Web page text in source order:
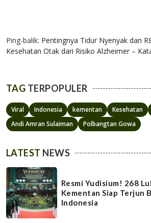
Ping-balik: Pentingnya Tidur Nyenyak dan
Kesehatan Otak dari Risiko Alzheimer –
TAG TERPOPULER
Viral Indonesia kementan Kesehatan
Andi Amran Sulaiman
Polbangtan Gowa
LATEST NEWS
Resmi Yudisium! 268
Kementan Siap Terjun
Indonesia